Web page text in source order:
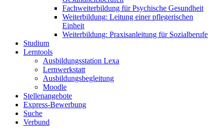
Fachweiterbildung für Psychische Gesundheit
Weiterbildung: Leitung einer pflegerischen
Einheit
Weiterbildung: Praxisanleitung für Sozialberufe
Studium
Lerntools
Ausbildungsstation Lexa
Lernwerkstatt
Ausbildungsbegleitung
Moodle
Stellenangebote
Express-Bewerbung
Suche
Verbund